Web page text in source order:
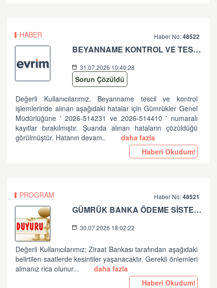
HABER Haber No:48522
BEYANNAME KONTROL VE TESCİL İŞLEMLERİNDE ALINAN HATALAR HK
31.07.2026 10:40:28
Sorun Çözüldü
Değerli Kullanıcılarımız, Beyanname tescil ve kontrol
işlemlerinde alınan aşağıdaki hatalar için Gümrükler Genel
Müdürlüğüne ' 2026-514231 ve 2026-514410 ' numaralı
kayıtlar bırakılmıştır. Şuanda alınan hataların çözüldüğü
görülmüştür. Hatanın devam..
daha fazla
Haberi Okudum!
PROGRAM Haber No:48521
GÜMRÜK BANKA ÖDEME SİSTEMLERİ ZİRAAT BANKASI PLANLI ÇALIŞMA HK
30.07.2026 18:02:22
Değerli Kullanıcılarımız; Ziraat Bankası tarafından aşağıdaki
belirtilen saatlerde kesintiler yaşanacaktır. Gerekli önlemleri
almanız rica olunur...
daha fazla
Haberi Okudum!